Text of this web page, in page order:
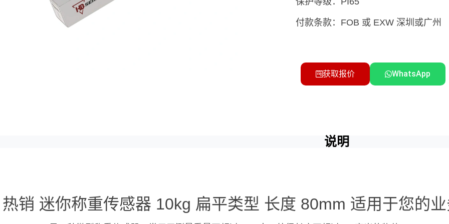
付款条款：FOB 或 EXW 深圳或广州
获取报价 WhatsApp
说明
热销 迷你称重传感器 10kg 扁平类型 长度 80mm 适用于您的